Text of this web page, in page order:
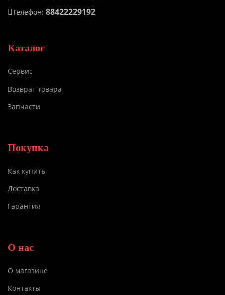
Телефон: 88422229192
Каталог
Сервис
Возврат товара
Запчасти
Покупка
Как купить
Доставка
Гарантия
О нас
О магазине
Контакты